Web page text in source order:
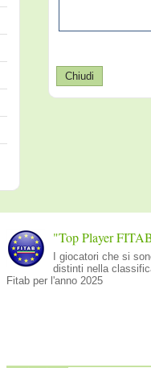
"Top Player
I giocatori che si
distinti nella
Fitab per l'anno 2025